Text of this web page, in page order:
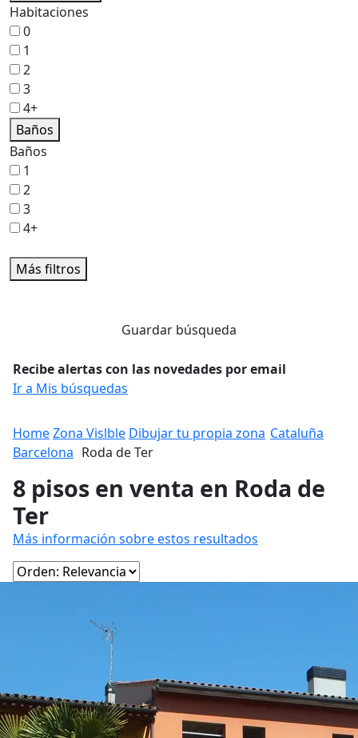
Habitaciones
0
1
2
3
4+
Baños
Baños
1
2
3
4+
Más filtros
Guardar búsqueda
Recibe alertas con las novedades por email
Ir a Mis búsquedas
HomeZona Vislble Dibujar tu propia zona Cataluña
Barcelona Roda de Ter
8 pisos en venta en Roda de
Ter
Más información sobre estos resultados